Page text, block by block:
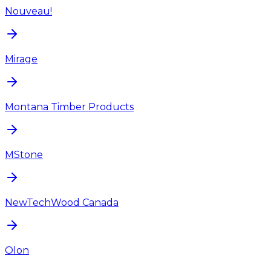
Nouveau!
Mirage
Montana Timber Products
MStone
NewTechWood Canada
Olon